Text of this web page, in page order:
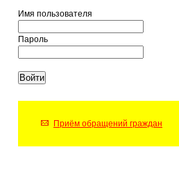
Имя пользователя
Пароль
Приём обращений граждан